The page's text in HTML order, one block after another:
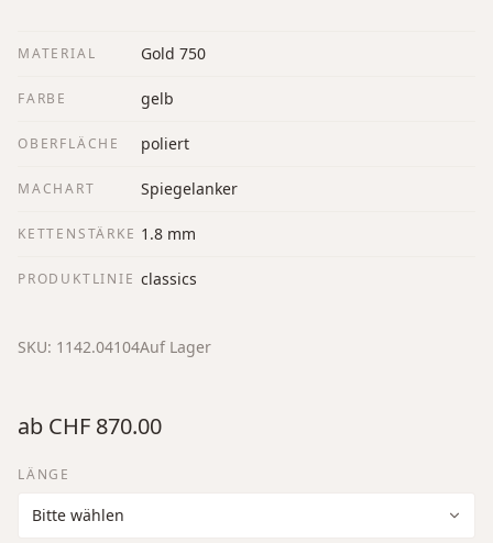
MATERIAL Gold 750
FARBE gelb
OBERFLÄCHE poliert
MACHART Spiegelanker
KETTENSTÄRKE 1.8 mm
PRODUKTLINIE classics
SKU: 1142.04104Auf Lager
ab CHF 870.00
LÄNGE